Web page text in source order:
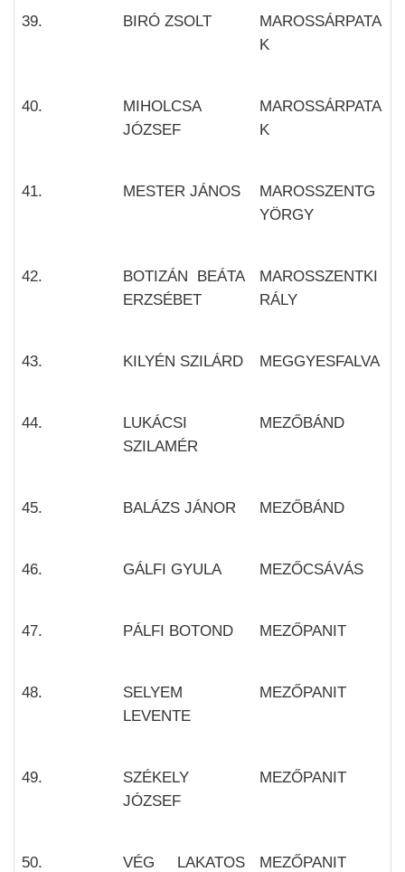
39. BIRÓ ZSOLT
MAROSSÁRPATA
K
40.
MIHOLCSA
JÓZSEF
MAROSSÁRPATA
K
41. MESTER JÁNOS
MAROSSZENTG
YÖRGY
42.
BOTIZÁN BEÁTA
ERZSÉBET
MAROSSZENTKI
RÁLY
43. KILYÉN SZILÁRD MEGGYESFALVA
44.
LUKÁCSI
SZILAMÉR
MEZŐBÁND
45. BALÁZS JÁNOR MEZŐBÁND
46. GÁLFI GYULA MEZŐCSÁVÁS
47. PÁLFI BOTOND MEZŐPANIT
48.
SELYEM
LEVENTE
MEZŐPANIT
49.
SZÉKELY
JÓZSEF
MEZŐPANIT
50.
VÉG LAKATOS
MEZŐPANIT